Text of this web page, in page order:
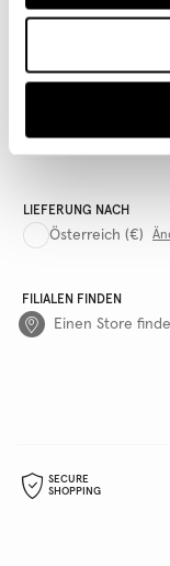
RICHTLINIEN
AWWG
QUICKLINKS
LIEFERUNG NACH
Österreich (€)
FILIALEN FINDEN
Einen Store
SECURE
SHOPPING